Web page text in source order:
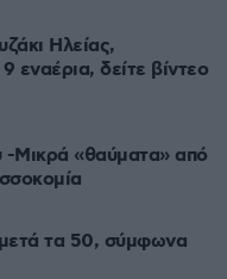
Ηλείας,
εναέρια, δείτε βίντεο
-Μικρά «θαύματα» από
μετά τα 50, σύμφωνα